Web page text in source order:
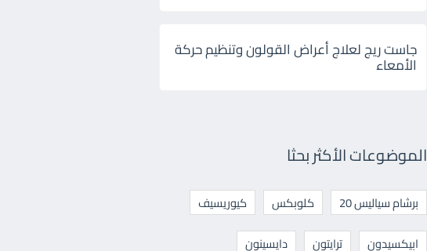
جاست ريج لعلاج أعراض القولون وتنظيم حركة
الأمعاء
الموضوعات الأكثر بحثا
برشام سياليس 20 كلوبكس
كيوريسيف
ابيكسيدون
ترايتون
دايسينون